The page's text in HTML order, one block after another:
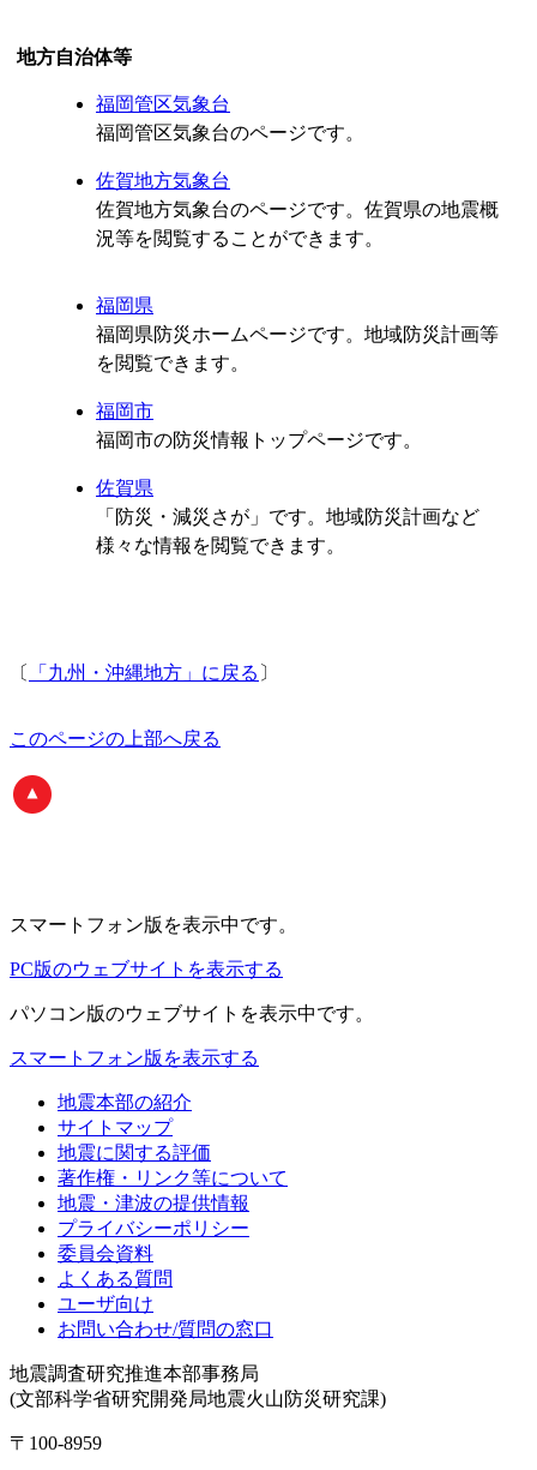
方自治体等
福岡管区気象台
福岡管区気象台のページです。
佐賀地方気象台
佐賀地方気象台のページです。佐賀県の地震概
況等を閲覧することができます。
福岡県
福岡県防災ホームページです。地域防災計画等
を閲覧できます。
福岡市
福岡市の防災情報トップページです。
佐賀県
「防災・減災さが」です。地域防災計画など
様々な情報を閲覧できます。
〔 「九州・沖縄地方」に戻る 〕
このページの上部へ戻る
スマートフォン版 を表示中です。
PC版のウェブサイトを表示する
パソコン版のウェブサイトを表示中です。
スマートフォン版を表示する
地震本部の紹介
サイトマップ
地震に関する評価
著作権・リンク等について
地震・津波の提供情報
プライバシーポリシー
委員会資料
よくある質問
ユーザ向け
お問い合わせ/質問の窓口
地震調査研究推進本部事務局
(文部科学省研究開発局地震火山防災研究課)
〒100-8959